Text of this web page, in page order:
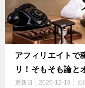
アフィリエイトで
リ！そもそも論と
更新日： 2020-12-19 公